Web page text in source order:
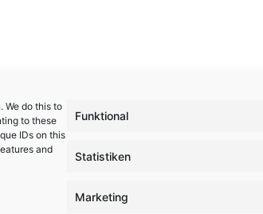
We do this to
to these
IDs on this
and
Funktional
Statistiken
Marketing